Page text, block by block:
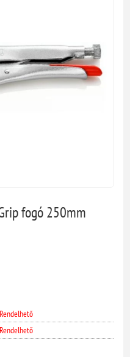
fogó 250mm
Rendelhető
Rendelhető